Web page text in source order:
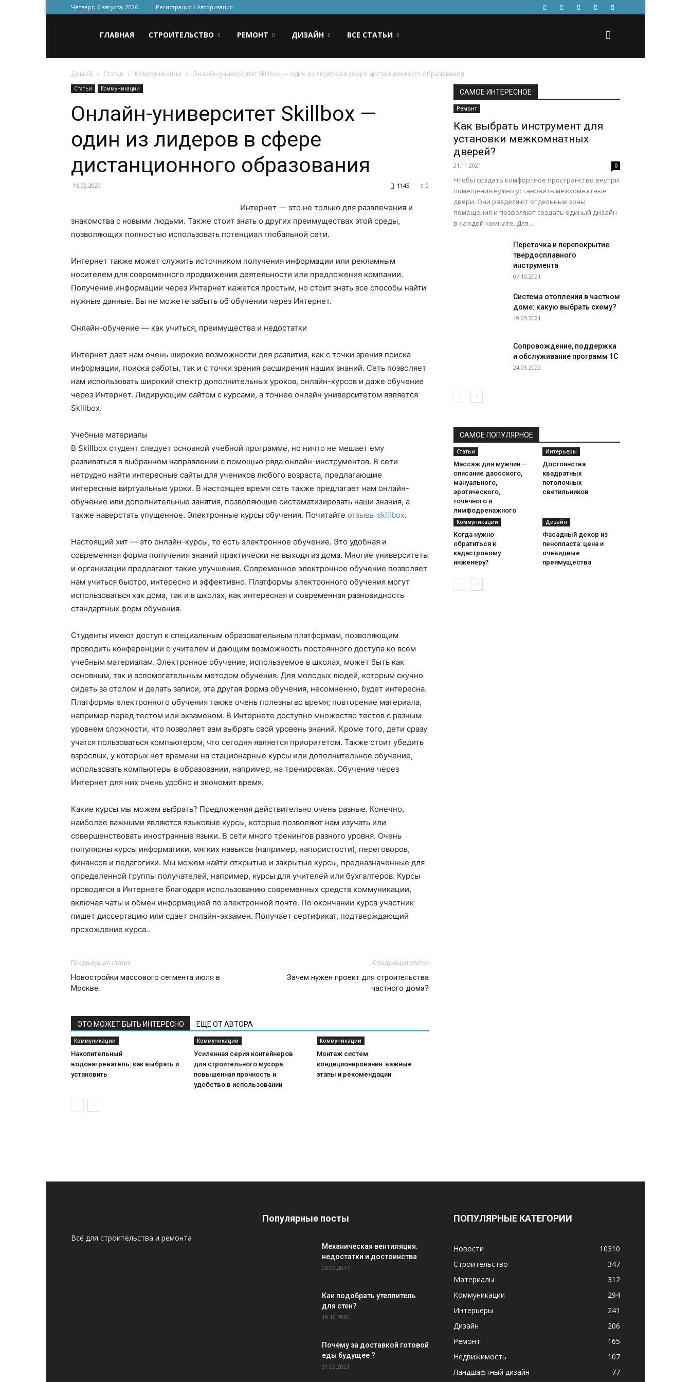
Четверг, 6 августа, 2026 Регистрация / Авторизация
для
строительства
ГЛАВНАЯ СТРОИТЕЛЬСТВО РЕМОНТ ДИЗАЙН ВСЕ СТАТЬИ
Домой Статьи Коммуникации Онлайн-университет Skillbox — один из лидеров в сфере дистанционного образования
Статьи Коммуникации
Онлайн-университет Skillbox —
один из лидеров в сфере
дистанционного образования
16.09.2020 0
1145
Интернет — это не только для развлечения и
знакомства с новыми людьми. Также стоит знать о других преимуществах этой среды,
позволяющих полностью использовать потенциал глобальной сети.
Интернет также может служить источником получения информации или рекламным
носителем для современного продвижения деятельности или предложения компании.
Получение информации через Интернет кажется простым, но стоит знать все способы найти
нужные данные. Вы не можете забыть об обучении через Интернет.
Онлайн-обучение — как учиться, преимущества и недостатки
Интернет дает нам очень широкие возможности для развития, как с точки зрения поиска
информации, поиска работы, так и с точки зрения расширения наших знаний. Сеть позволяет
нам использовать широкий спектр дополнительных уроков, онлайн-курсов и даже обучение
через Интернет. Лидирующим сайтом с курсами, а точнее онлайн университетом является
Skillbox.
Учебные материалы
В Skillbox студент следует основной учебной программе, но ничто не мешает ему
развиваться в выбранном направлении с помощью ряда онлайн-инструментов. В сети
нетрудно найти интересные сайты для учеников любого возраста, предлагающие
интересные виртуальные уроки. В настоящее время сеть также предлагает нам онлайн-
обучение или дополнительные занятия, позволяющие систематизировать наши знания, а
также наверстать упущенное. Электронные курсы обучения. Почитайте отзывы skillbox.
Настоящий хит — это онлайн-курсы, то есть электронное обучение. Это удобная и
современная форма получения знаний практически не выходя из дома. Многие университеты
и организации предлагают такие улучшения. Современное электронное обучение позволяет
нам учиться быстро, интересно и эффективно. Платформы электронного обучения могут
использоваться как дома, так и в школах, как интересная и современная разновидность
стандартных форм обучения.
Студенты имеют доступ к специальным образовательным платформам, позволяющим
проводить конференции с учителем и дающим возможность постоянного доступа ко всем
учебным материалам. Электронное обучение, используемое в школах, может быть как
основным, так и вспомогательным методом обучения. Для молодых людей, которым скучно
сидеть за столом и делать записи, эта другая форма обучения, несомненно, будет интересна.
Платформы электронного обучения также очень полезны во время; повторение материала,
например перед тестом или экзаменом. В Интернете доступно множество тестов с разным
уровнем сложности, что позволяет вам выбрать свой уровень знаний. Кроме того, дети сразу
учатся пользоваться компьютером, что сегодня является приоритетом. Также стоит убедить
взрослых, у которых нет времени на стационарные курсы или дополнительное обучение,
использовать компьютеры в образовании, например, на тренировках. Обучение через
Интернет для них очень удобно и экономит время.
Какие курсы мы можем выбрать? Предложения действительно очень разные. Конечно,
наиболее важными являются языковые курсы, которые позволяют нам изучать или
совершенствовать иностранные языки. В сети много тренингов разного уровня. Очень
популярны курсы информатики, мягких навыков (например, напористости), переговоров,
финансов и педагогики. Мы можем найти открытые и закрытые курсы, предназначенные для
определенной группы получателей, например, курсы для учителей или бухгалтеров. Курсы
проводятся в Интернете благодаря использованию современных средств коммуникации,
включая чаты и обмен информацией по электронной почте. По окончании курса участник
пишет диссертацию или сдает онлайн-экзамен. Получает сертификат, подтверждающий
прохождение курса..
Предыдущая статья
Новостройки массового сегмента июля в
Москве.
Следующая статья
Зачем нужен проект для строительства
частного дома?
ЭТО МОЖЕТ БЫТЬ ИНТЕРЕСНО ЕЩЕ ОТ АВТОРА
Коммуникации
Накопительный
водонагреватель: как выбрать и
установить
Коммуникации
Усиленная серия контейнеров
для строительного мусора:
повышенная прочность и
удобство в использовании
Коммуникации
Монтаж систем
кондиционирования: важные
этапы и рекомендации
САМОЕ ИНТЕРЕСНОЕ
Ремонт
Как выбрать инструмент для
установки межкомнатных
дверей?
21.11.2021 0
Чтобы создать комфортное пространство внутри
помещения нужно установить межкомнатные
двери. Они разделяют отдельные зоны
помещения и позволяют создать единый дизайн
в каждой комнате. Для...
Переточка и перепокрытие
твердосплавного
инструмента
07.10.2021
Система отопления в частном
доме: какую выбрать схему?
19.05.2021
Сопровождение, поддержка
и обслуживание программ 1С
24.01.2020
САМОЕ ПОПУЛЯРНОЕ
Статьи
Массаж для мужчин –
описание даосского,
мануального,
эротического,
точечного и
лимфодренажного
Интерьеры
Достоинства
квадратных
потолочных
светильников
Коммуникации
Когда нужно
обратиться к
кадастровому
инженеру?
Дизайн
Фасадный декор из
пенопласта: цена и
очевидные
преимущества
Всё для строительства и ремонта
Популярные посты
Механическая вентиляция:
недостатки и достоинства
03.09.2017
Как подобрать утеплитель
для стен?
19.12.2020
Почему за доставкой готовой
еды будущее ?
31.03.2021
ПОПУЛЯРНЫЕ КАТЕГОРИИ
Новости
10310
Строительство
347
Материалы
312
Коммуникации
294
Интерьеры
241
Дизайн
206
Ремонт
165
Недвижимость
107
Ландшафтный дизайн
77